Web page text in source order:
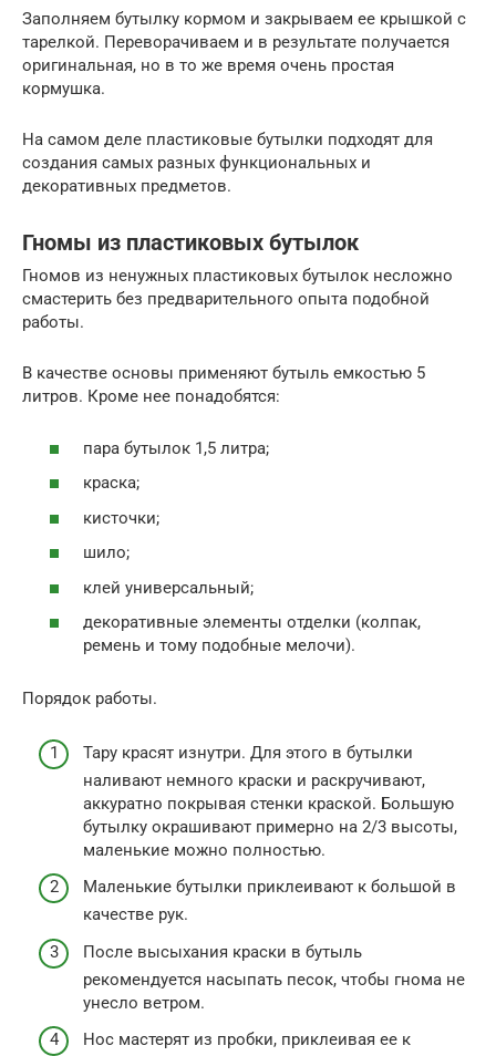
Заполняем бутылку кормом и закрываем ее крышкой с
тарелкой. Переворачиваем и в результате получается
оригинальная, но в то же время очень простая
кормушка.
На самом деле пластиковые бутылки подходят для
создания самых разных функциональных и
декоративных предметов.
Гномы из пластиковых бутылок
Гномов из ненужных пластиковых бутылок несложно
смастерить без предварительного опыта подобной
работы.
В качестве основы применяют бутыль емкостью 5
литров. Кроме нее понадобятся:
пара бутылок 1,5 литра;
краска;
кисточки;
шило;
клей универсальный;
декоративные элементы отделки (колпак,
ремень и тому подобные мелочи).
Порядок работы.
Тару красят изнутри. Для этого в бутылки
наливают немного краски и раскручивают,
аккуратно покрывая стенки краской. Большую
бутылку окрашивают примерно на 2/3 высоты,
маленькие можно полностью.
Маленькие бутылки приклеивают к большой в
качестве рук.
После высыхания краски в бутыль
рекомендуется насыпать песок, чтобы гнома не
унесло ветром.
Нос мастерят из пробки, приклеивая ее к